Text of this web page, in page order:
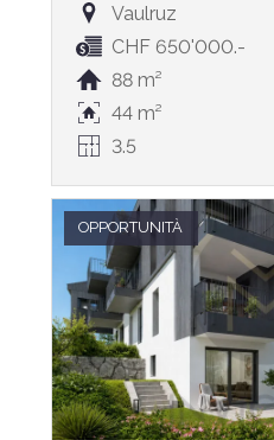
Vaulruz
CHF 650'000.-
88 m²
44 m²
3.5
OPPORTUNITÀ